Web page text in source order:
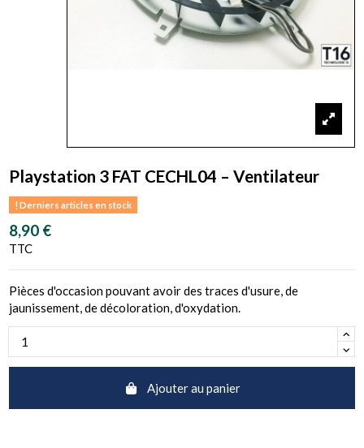
Playstation 3 FAT CECHL04 – Ventilateur
Derniers articles en stock
8,90 €
TTC
Pièces d'occasion pouvant avoir des traces d'usure, de
jaunissement, de décoloration, d'oxydation.
Ajouter au panier